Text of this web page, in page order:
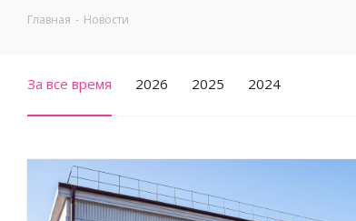
Главная - Новости
За все время 2026 2025 2024